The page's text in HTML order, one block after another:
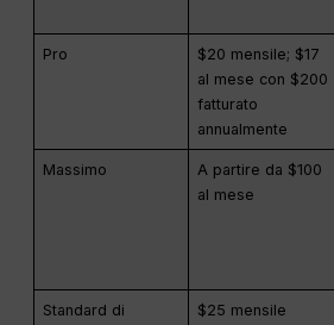
Pro
$20 mensile; $17
al mese con $200
fatturato
annualmente
Massimo
A partire da $100
al mese
Standard di
$25 mensile